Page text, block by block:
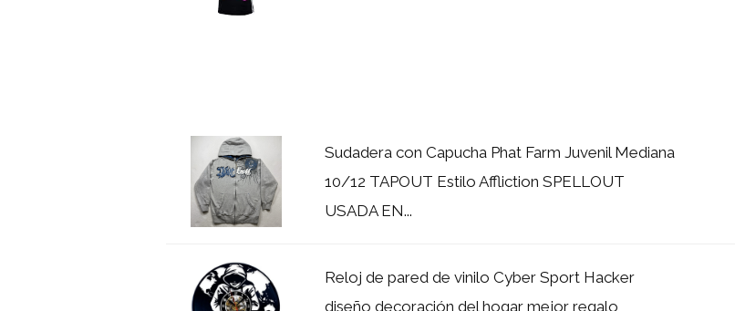
Sudadera con Capucha Phat Farm Juvenil Mediana
10/12 TAPOUT Estilo Affliction SPELLOUT
USADA EN...
Reloj de pared de vinilo Cyber Sport Hacker
diseño decoración del hogar mejor regalo